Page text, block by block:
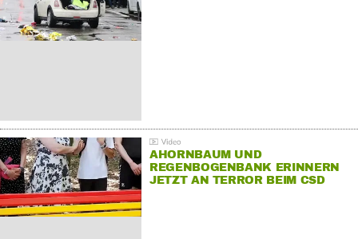
AHORNBAUM UND
REGENBOGENBANK ERINNERN
JETZT AN TERROR BEIM CSD